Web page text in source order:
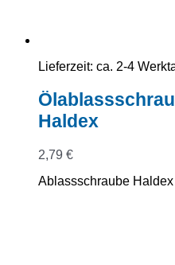
Lieferzeit: ca. 2-4
Haldex
2,79 €
Ablassschraube Haldex